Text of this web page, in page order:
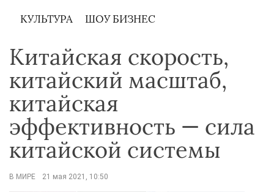
КУЛЬТУРА ШОУ БИЗНЕС
Китайская скорость,
китайский масштаб,
китайская
эффективность — сила
китайской системы
В МИРЕ 21 мая 2021, 10:50